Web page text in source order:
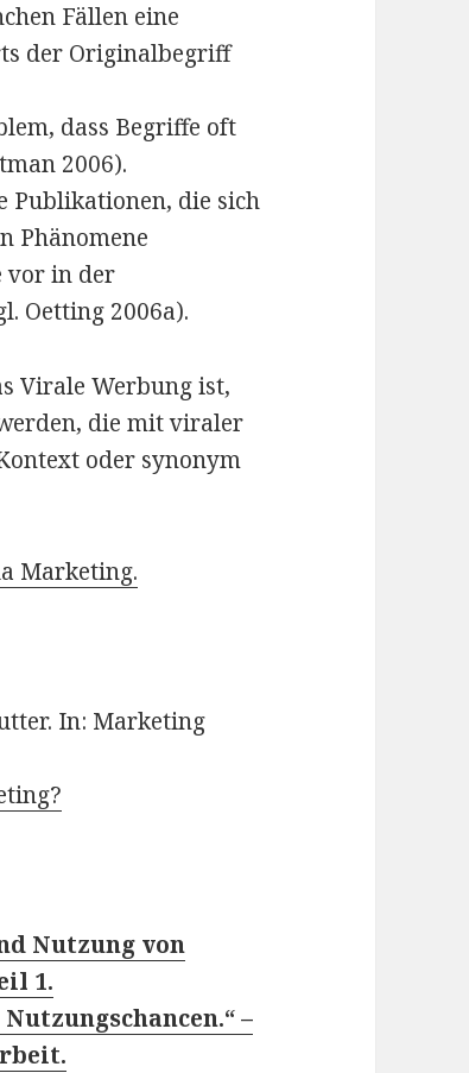
Fällen eine
der Originalbegriff
dass Begriffe oft
2006).
Publikationen, die sich
Phänomene
vor in der
Oetting 2006a).
Virale Werbung ist,
die mit viraler
oder synonym
Marketing.
In: Marketing
Nutzung von
1.
–